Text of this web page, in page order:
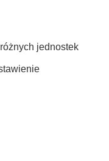
jednostek